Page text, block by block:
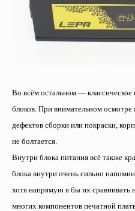
Во всём остальном —
блоков. При внимательном осмотре
дефектов сборки или покраски,
не болтается.
Внутри блока питания всё также
блока внутри очень сильно
хотя напрямую я бы их сравнивать
многих компонентов печатной